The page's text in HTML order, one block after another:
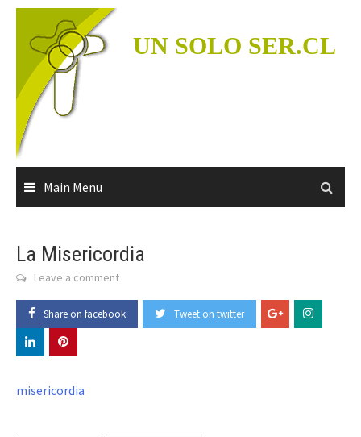
Skip
content
UN SOLO SER.CL
Main Menu
La Misericordia
Leave a comment
Share on facebook Tweet on twitter
misericordia